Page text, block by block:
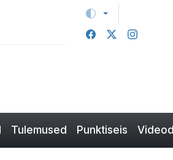
Tulemused Punktiseis Videod